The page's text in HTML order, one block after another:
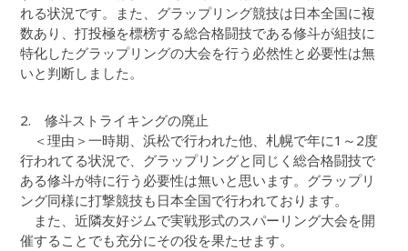
れる状況です。また、グラップリング競技は日本全国に複
数あり、打投極を標榜する総合格闘技である修斗が組技に
特化したグラップリングの大会を行う必然性と必要性は無
いと判断しました。
2. 修斗ストライキングの廃止
＜理由＞一時期、浜松で行われた他、札幌で年に1～2度
行われてる状況で、グラップリングと同じく総合格闘技で
ある修斗が特に行う必要性は無いと思います。グラップリ
ング同様に打撃競技も日本全国で行われております。
また、近隣友好ジムで実戦形式のスパーリング大会を開
催することでも充分にその役を果たせます。